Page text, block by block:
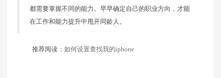
都需要掌握不同的能力。早早确定自己的职业方向，才能
在工作和能力提升中甩开同龄人。
推荐阅读： 如何设置查找我的iphone